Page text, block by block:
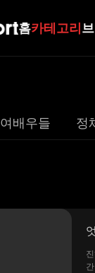
홈카테고리
여배우들 정